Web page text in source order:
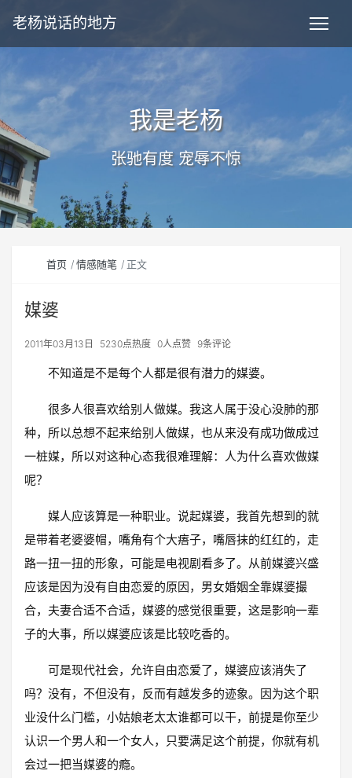
老杨说话的地方
我是老杨
张驰有度 宠辱不惊
首页 情感随笔 正文
媒婆
2011年03月13日 5230点热度 0人点赞 9条评论
不知道是不是每个人都是很有潜力的媒婆。
很多人很喜欢给别人做媒。我这人属于没心没肺的那
种，所以总想不起来给别人做媒，也从来没有成功做成过
一桩媒，所以对这种心态我很难理解：人为什么喜欢做媒
呢？
媒人应该算是一种职业。说起媒婆，我首先想到的就
是带着老婆婆帽，嘴角有个大痦子，嘴唇抹的红红的，走
路一扭一扭的形象，可能是电视剧看多了。从前媒婆兴盛
应该是因为没有自由恋爱的原因，男女婚姻全靠媒婆撮
合，夫妻合适不合适，媒婆的感觉很重要，这是影响一辈
子的大事，所以媒婆应该是比较吃香的。
可是现代社会，允许自由恋爱了，媒婆应该消失了
吗？没有，不但没有，反而有越发多的迹象。因为这个职
业没什么门槛，小姑娘老太太谁都可以干，前提是你至少
认识一个男人和一个女人，只要满足这个前提，你就有机
会过一把当媒婆的瘾。